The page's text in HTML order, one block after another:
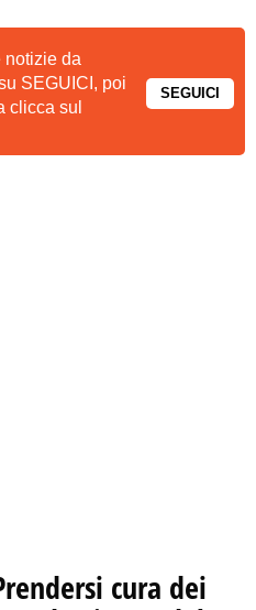
notizie da
SEGUICI, poi
clicca sul
SEGUICI
cura dei